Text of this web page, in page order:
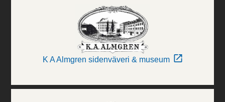
K A Almgren sidenväveri & museum